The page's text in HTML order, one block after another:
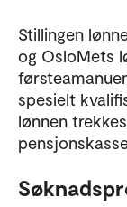
Stillingen
og OsloMets
spesielt
lønnen